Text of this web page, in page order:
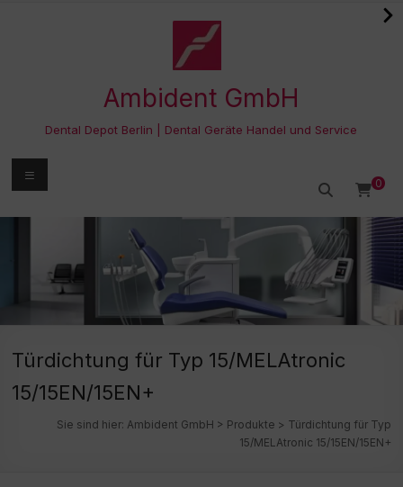
Ambident GmbH
Dental Depot Berlin | Dental Geräte Handel und Service
0
Menü
Türdichtung für Typ 15/MELAtronic
15/15EN/15EN+
Sie sind hier: Ambident GmbH > Produkte > Türdichtung für Typ
15/MELAtronic 15/15EN/15EN+